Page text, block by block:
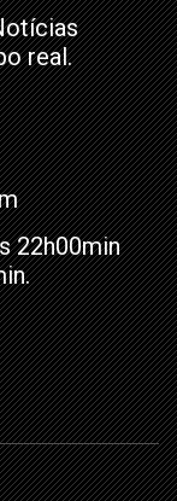
real.
22h00min